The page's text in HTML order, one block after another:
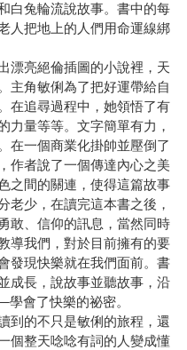
白兔輪流說故事。書中的每
人把地上的人們用命運線綁
漂亮絕倫插圖的小說裡，天
主角敏俐為了把好運帶給自
在追尋過程中，她領悟了有
力量等等。文字簡單有力，
在一個商業化掛帥並壓倒了
作者說了一個傳達內心之美
之間的關連，使得這篇故事
老少，在讀完這本書之後，
敢、信仰的訊息，當然同時
導我們，對於目前擁有的要
發現快樂就在我們面前。書
成長，說故事並聽故事，沿
會了快樂的祕密。
到的不只是敏俐的旅程，還
個整天唸唸有詞的人變成懂